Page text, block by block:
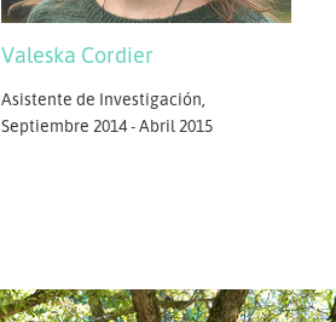
Valeska Cordier
Asistente de Investigación,
Septiembre 2014 - Abril 2015